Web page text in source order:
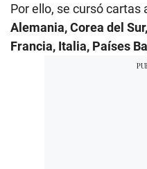
Por ello, se cursó cartas
Alemania, Corea del
Francia, Italia, Países